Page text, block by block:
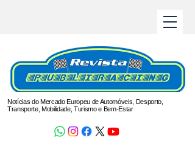
Notícias do Mercado Europeu de Automóveis, Desporto,
Transporte, Mobilidade, Turismo e Bem-Estar